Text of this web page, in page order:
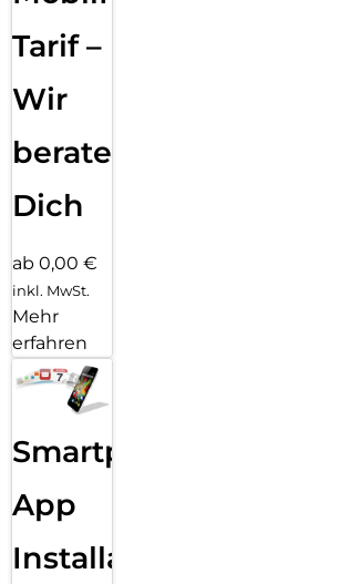
Tarif –
Wir
beraten
Dich
ab 0,00 €
inkl. MwSt.
Mehr
erfahren
Smartphone
App
Installation